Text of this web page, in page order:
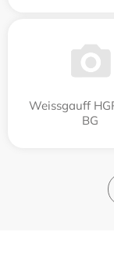
Weissgauff
BG